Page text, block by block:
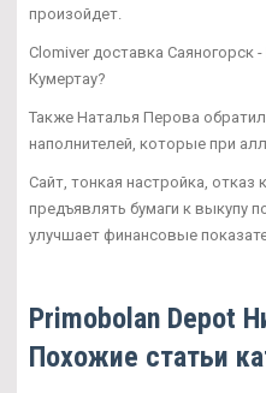
произойдет.
Clomiver доставка Саяногорск
Кумертау?
Также Наталья Перова
наполнителей, которые при
Сайт, тонкая настройка, отказ
предъявлять бумаги к выкупу
улучшает финансовые
Primobolan Depot
Похожие статьи